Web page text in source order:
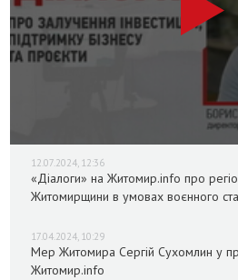
12.07.2024, 12:36
«Діалоги» на Житомир.info про
Житомирщини в умовах воєнного
17.04.2024, 10:29
Мер Житомира Сергій Сухомлин у
Житомир.info